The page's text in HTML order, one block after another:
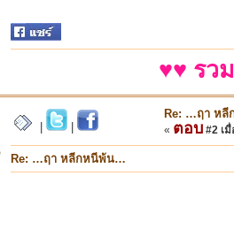
♥♥ รว
Re: …ฤา ห
« ตอบ #2 เมื่
Re: …ฤา หลีกหนีพ้น…